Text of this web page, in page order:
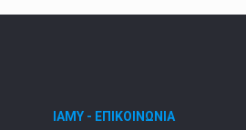
ΙΑΜΥ - ΕΠΙΚΟΙΝΩΝΙΑ